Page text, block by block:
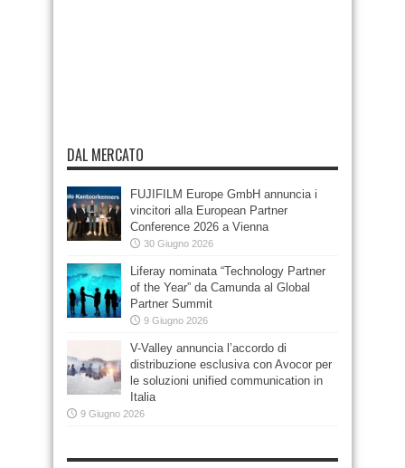
DAL MERCATO
FUJIFILM Europe GmbH annuncia i
vincitori alla European Partner
Conference 2026 a Vienna
30 Giugno 2026
Liferay nominata “Technology Partner
of the Year” da Camunda al Global
Partner Summit
9 Giugno 2026
V-Valley annuncia l’accordo di
distribuzione esclusiva con Avocor per
le soluzioni unified communication in
Italia
9 Giugno 2026